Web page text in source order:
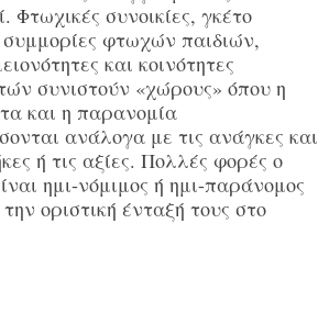
Φτωχικές συνοικίες, γκέτο
φτωχών παιδιών,
και κοινότητες
συνιστούν «χώρους» όπου η
και η παρανομία
ανάλογα με τις ανάγκες και
ή τις αξίες. Πολλές φορές ο
ημι-νόμιμος ή ημι-παράνομος
οριστική ένταξή τους στο